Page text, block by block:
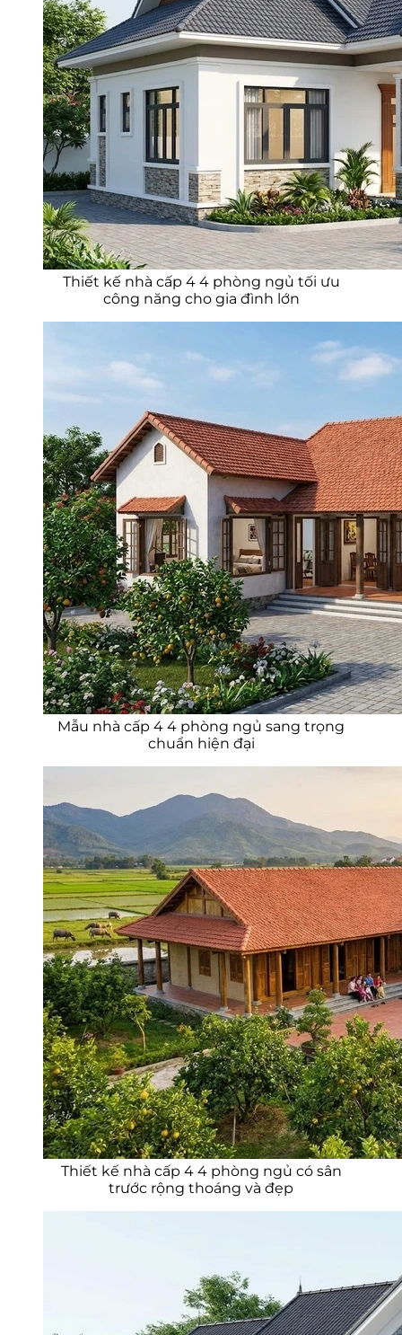
Thiết kế nhà cấp 4 4 phòng ngủ tối ưu
công năng cho gia đình lớn
Mẫu nhà cấp 4 4 phòng ngủ sang trọng
chuẩn hiện đại
Thiết kế nhà cấp 4 4 phòng ngủ có sân
trước rộng thoáng và đẹp